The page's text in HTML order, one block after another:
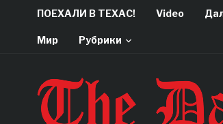
ПОЕХАЛИ В ТЕХАС! Video
Мир Рубрики